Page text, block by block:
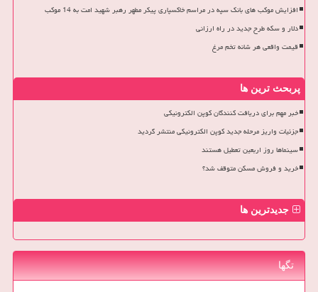
افزایش موکب های بانک سپه در مراسم خاکسپاری پیکر مطهر رهبر شهید امت به 14 موکب
دلار و سکه طرح جدید در راه ارزانی
قیمت واقعی هر شانه تخم مرغ
پربحث ترین ها
خبر مهم برای دریافت کنندگان کوپن الکترونیکی
جزئیات واریز مرحله جدید کوپن الکترونیکی منتشر گردید
سینماها روز اربعین تعطیل هستند
خرید و فروش مسکن متوقف شد؟
جدیدترین ها
تگها